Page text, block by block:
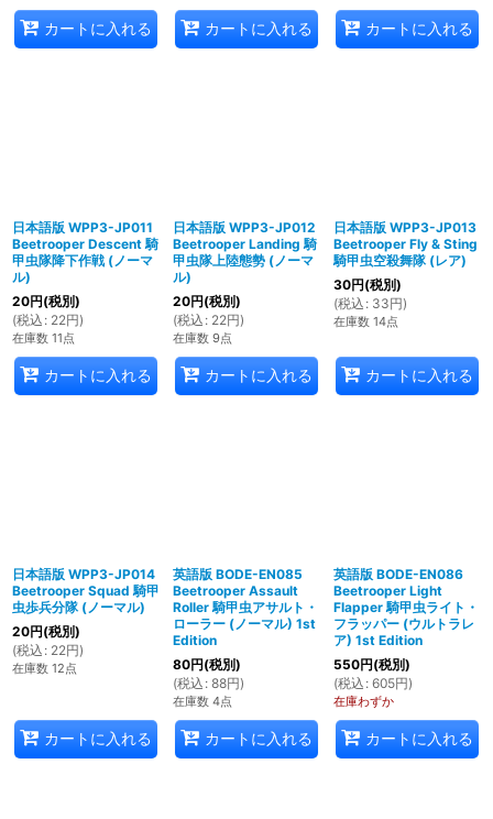
カートに入れる カートに入れる カートに入れる
日本語版 WPP3-JP011
Beetrooper Descent 騎
甲虫隊降下作戦 (ノーマ
ル)
20円(税別)
(税込 : 22円)
在庫数 11点
カートに入れる
日本語版 WPP3-JP012
Beetrooper Landing 騎
甲虫隊上陸態勢 (ノーマ
ル)
20円(税別)
(税込 : 22円)
在庫数 9点
カートに入れる
日本語版 WPP3-JP013
Beetrooper Fly & Sting
騎甲虫空殺舞隊 (レア)
30円(税別)
(税込 : 33円)
在庫数 14点
カートに入れる
日本語版 WPP3-JP014
Beetrooper Squad 騎甲
虫歩兵分隊 (ノーマル)
20円(税別)
(税込 : 22円)
在庫数 12点
カートに入れる
英語版 BODE-EN085
Beetrooper Assault
Roller 騎甲虫アサルト・
ローラー (ノーマル) 1st
Edition
80円(税別)
(税込 : 88円)
在庫数 4点
カートに入れる
英語版 BODE-EN086
Beetrooper Light
Flapper 騎甲虫ライト・
フラッパー (ウルトラレ
ア) 1st Edition
550円(税別)
(税込 : 605円)
在庫わずか
カートに入れる